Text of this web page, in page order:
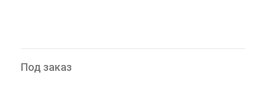
Под заказ